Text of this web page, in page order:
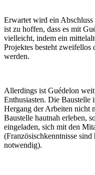
Erwartet wird ein
ist zu hoffen, dass es mit
vielleicht, indem ein
Projektes besteht zweifellos
werden.
Allerdings ist Guédelon
Enthusiasten. Die Baustelle
Hergang der Arbeiten nicht
Baustelle hautnah erleben,
eingeladen, sich mit den
(Französischkenntnisse
notwendig).